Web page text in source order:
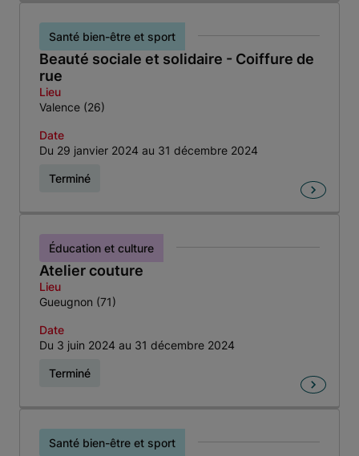
Beauté sociale et solidaire - Coiffure de
rue
Santé bien-être et sport
Lieu
Valence (26)
Date
Du 29 janvier 2024 au 31 décembre 2024
Terminé
Atelier couture
Éducation et culture
Lieu
Gueugnon (71)
Date
Du 3 juin 2024 au 31 décembre 2024
Terminé
Santé bien-être et sport